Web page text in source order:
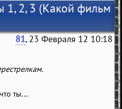
1, 2, 3 (Какой фильм
81, 23 Февраля 12 10:18
ты...